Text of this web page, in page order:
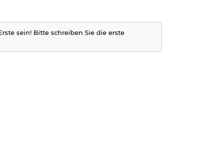
sein! Bitte schreiben Sie die erste